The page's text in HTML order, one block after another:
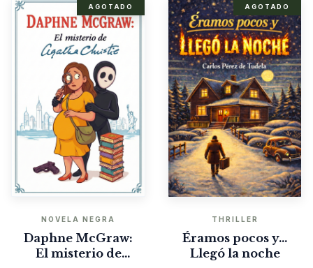
AGOTADO
NOVELA NEGRA
Daphne McGraw:
El misterio de
AGOTADO
THRILLER
Éramos pocos y…
Llegó la noche